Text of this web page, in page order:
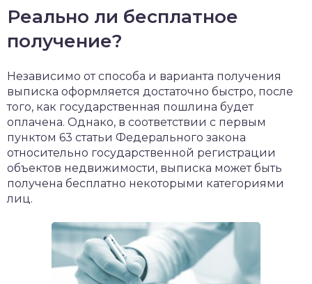
Реально ли бесплатное
получение?
Независимо от способа и варианта получения
выписка оформляется достаточно быстро, после
того, как государственная пошлина будет
оплачена. Однако, в соответствии с первым
пунктом 63 статьи Федерального закона
относительно государственной регистрации
объектов недвижимости, выписка может быть
получена бесплатно некоторыми категориями
лиц.